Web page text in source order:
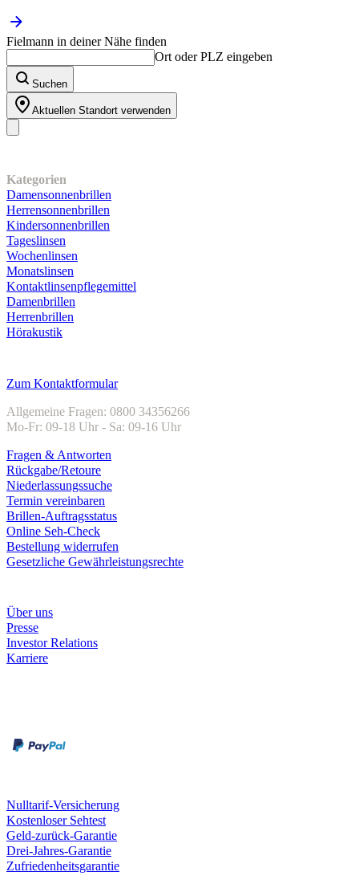
Fielmann in deiner Nähe finden
Ort oder PLZ eingeben
Suchen
Aktuellen Standort verwenden
Kategorien
Damensonnenbrillen
Herrensonnenbrillen
Kindersonnenbrillen
Tageslinsen
Wochenlinsen
Monatslinsen
Kontaktlinsenpflegemittel
Damenbrillen
Herrenbrillen
Hörakustik
Zum Kontaktformular
Allgemeine Fragen: 0800 34356266
Mo-Fr: 09-18 Uhr - Sa: 09-16 Uhr
Fragen & Antworten
Rückgabe/Retoure
Niederlassungssuche
Termin vereinbaren
Brillen-Auftragsstatus
Online Seh-Check
Bestellung widerrufen
Gesetzliche Gewährleistungsrechte
Über uns
Presse
Investor Relations
Karriere
Nulltarif-Versicherung
Kostenloser Sehtest
Geld-zurück-Garantie
Drei-Jahres-Garantie
Zufriedenheitsgarantie